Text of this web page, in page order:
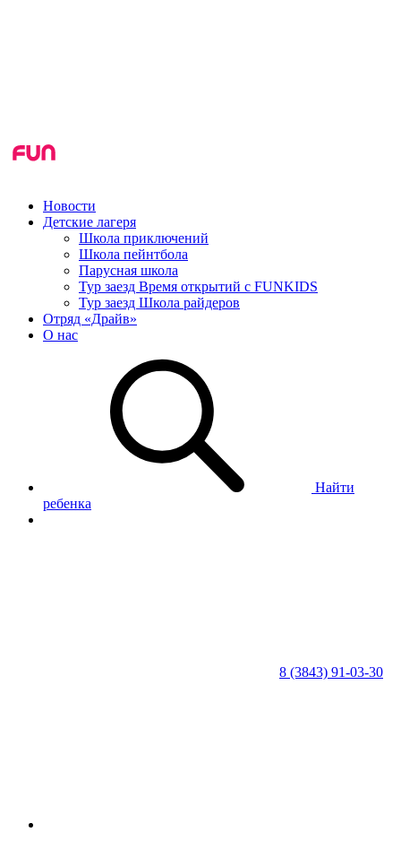
Новости
Детские лагеря
Школа приключений
Школа пейнтбола
Парусная школа
Тур заезд Время открытий с FUNKIDS
Тур заезд Школа райдеров
Отряд «Драйв»
О нас
Найти
ребенка
8 (3843) 91-03-30